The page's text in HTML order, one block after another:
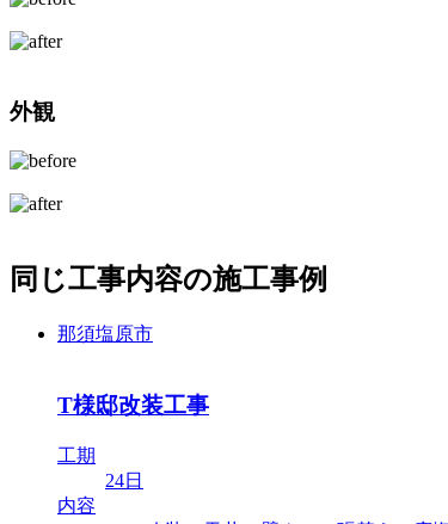
外観
同じ工事内容の施工事例
那須塩原市
T様邸改装工事
工期
24日
内容